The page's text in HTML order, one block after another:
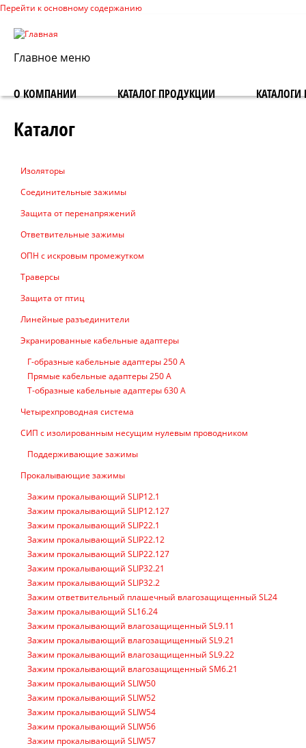
Перейти к основному содержанию
Главное меню
О КОМПАНИИ КАТАЛОГ ПРОДУКЦИИ КАТАЛОГИ
Каталог
Изоляторы
Соединительные зажимы
Защита от перенапряжений
Ответвительные зажимы
ОПН с искровым промежутком
Траверсы
Защита от птиц
Линейные разъединители
Экранированные кабельные адаптеры
Г-образные кабельные адаптеры 250 А
Прямые кабельные адаптеры 250 А
Т-образные кабельные адаптеры 630 А
Четырехпроводная система
СИП с изолированным несущим нулевым проводником
Поддерживающие зажимы
Прокалывающие зажимы
Зажим прокалывающий SLIP12.1
Зажим прокалывающий SLIP12.127
Зажим прокалывающий SLIP22.1
Зажим прокалывающий SLIP22.12
Зажим прокалывающий SLIP22.127
Зажим прокалывающий SLIP32.21
Зажим прокалывающий SLIP32.2
Зажим ответвительный плашечный влагозащищенный SL24
Зажим прокалывающий SL16.24
Зажим прокалывающий влагозащищенный SL9.11
Зажим прокалывающий влагозащищенный SL9.21
Зажим прокалывающий влагозащищенный SL9.22
Зажим прокалывающий влагозащищенный SM6.21
Зажим прокалывающий SLIW50
Зажим прокалывающий SLIW52
Зажим прокалывающий SLIW54
Зажим прокалывающий SLIW56
Зажим прокалывающий SLIW57